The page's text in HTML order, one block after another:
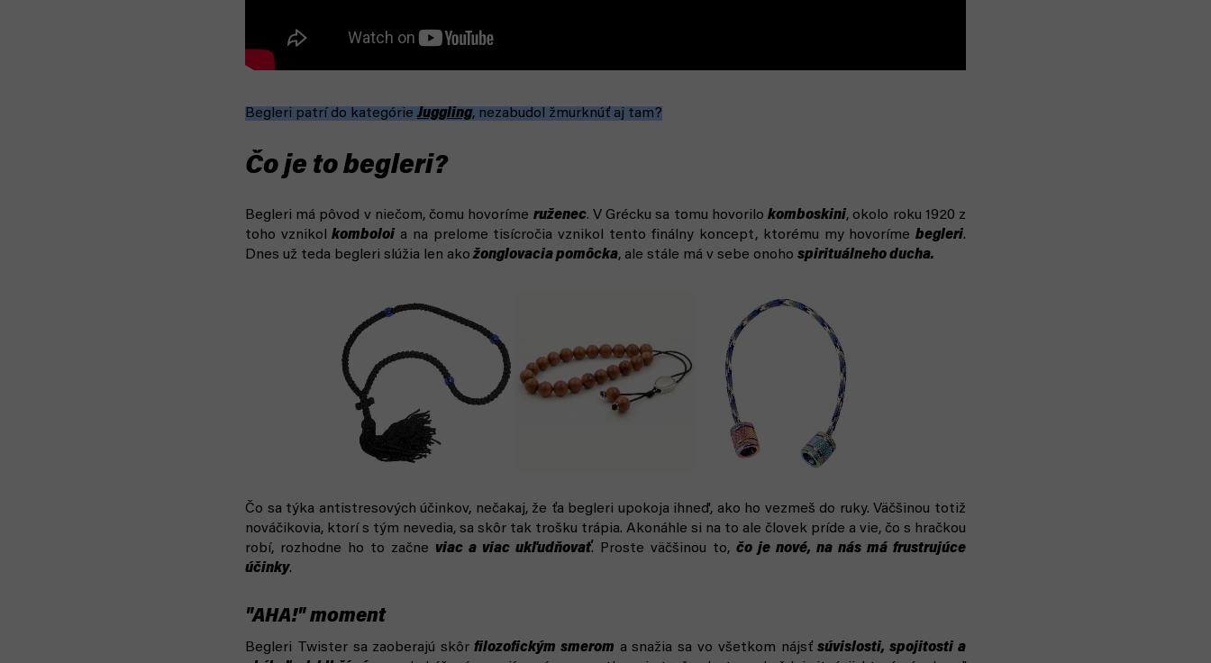
Begleri patrí do kategórieJuggling, nezabudol žmurknúť aj tam?
Čo je to begleri?
Begleri má pôvod v niečom, čomu hovoríme ruženec. V Grécku sa tomu hovorilokomboskini, okolo roku 1920 z
toho vznikolkomboloi a na prelome tisícročia vznikol tento finálny koncept, ktorému my hovorímebegleri.
Dnes už teda begleri slúžia len akožonglovacia pomôcka, ale stále má v sebe onoho spirituálneho ducha.
Čo sa týka antistresových účinkov, nečakaj, že ťa begleri upokoja ihneď, ako ho vezmeš do ruky. Väčšinou totiž
nováčikovia, ktorí s tým nevedia, sa skôr tak trošku trápia. Akonáhle si na to ale človek príde a vie, čo s hračkou
robí, rozhodne ho to začne viac a viac ukľudňovať. Proste väčšinou to, čo je nové, na nás má frustrujúce
účinky.
"AHA!" moment
Begleri Twister sa zaoberajú skôr filozofickým smerom a snažia sa vo všetkom nájsťsúvislosti, spojitosti a